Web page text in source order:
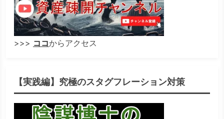
>>> ココからアクセス
【実践編】究極のスタグフレーション対策